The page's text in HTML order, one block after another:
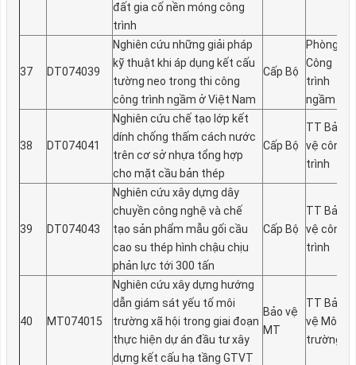
đất gia cố nền móng công
trình
37 DT074039
Nghiên cứu những giải pháp
kỹ thuật khi áp dụng kết cấu
t­ường neo trong thi công
công trình ngầm ở Việt Nam
Cấp Bộ
Phòng
Công
trình
ngầm
38 DT074041
Nghiên cứu chế tạo lớp kết
dính chống thấm cách n­ước
trên cơ sở nhựa tổng hợp
cho mặt cầu bản thép
Cấp Bộ
TT Bảo
vệ công
trình
39 DT074043
Nghiên cứu xây dựng dây
chuyền công nghệ và chế
tạo sản phẩm mẫu gối cầu
cao su thép hình chậu chịu
phản lực tới 300 tấn
Cấp Bộ
TT Bảo
vệ công
trình
40 MT074015
Nghiên cứu xây dựng hư­ớng
dẫn giám sát yếu tố môi
trư­ờng xã hội trong giai đoạn
thực hiện dự án đầu tư­ xây
dựng kết cấu hạ tầng GTVT
Bảo vệ
MT
TT Bảo
vệ Môi
trường